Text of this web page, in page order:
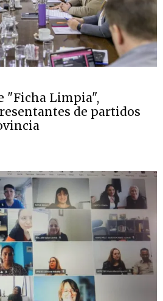
"Ficha Limpia",
de partidos